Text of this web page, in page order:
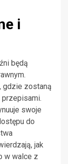
i
będą
, gdzie zostaną
swoje
do
jak
w walce z